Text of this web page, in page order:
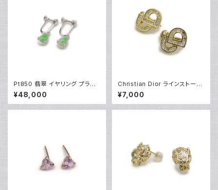
Pt850 翡翠 イヤリング プラチ
ナ ネジ式 Y04895
¥48,000
Christian Dior ラインストーン
CDロゴ クリップイヤリング ※
石抜けあり Y05247
¥7,000